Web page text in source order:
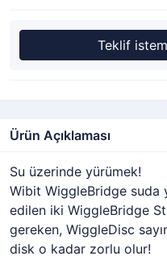
Teklif
Ürün Açıklaması
Su üzerinde yürümek!
Wibit WiggleBridge suda
edilen iki WiggleBridge
gereken, WiggleDisc
disk o kadar zorlu olur!